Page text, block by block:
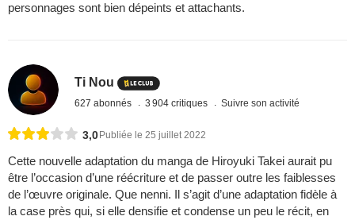
personnages sont bien dépeints et attachants.
Ti Nou
627 abonnés 3 904 critiques Suivre son activité
3,0 Publiée le 25 juillet 2022
Cette nouvelle adaptation du manga de Hiroyuki Takei aurait pu
être l’occasion d’une réécriture et de passer outre les faiblesses
de l’œuvre originale. Que nenni. Il s’agit d’une adaptation fidèle à
la case près qui, si elle densifie et condense un peu le récit, en